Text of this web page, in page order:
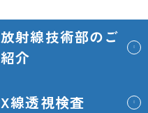
放射線技術部のご
紹介
X線透視検査